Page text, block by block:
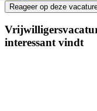
Reageer op deze
interessant vindt